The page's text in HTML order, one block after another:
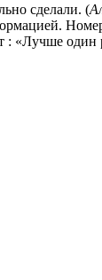
сделали. (
«Лучше один